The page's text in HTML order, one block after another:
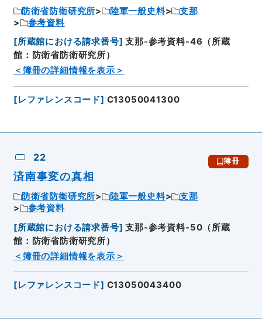
防衛省防衛研究所 陸軍一般史料
支那
参考資料
[所蔵館における請求番号] 支那-参考資料-46（所蔵
館：防衛省防衛研究所）
＜簿冊の詳細情報を表示＞
[レファレンスコード] C13050041300
22 簿冊
済南事変の真相
防衛省防衛研究所 陸軍一般史料
支那
参考資料
[所蔵館における請求番号] 支那-参考資料-50（所蔵
館：防衛省防衛研究所）
＜簿冊の詳細情報を表示＞
[レファレンスコード] C13050043400